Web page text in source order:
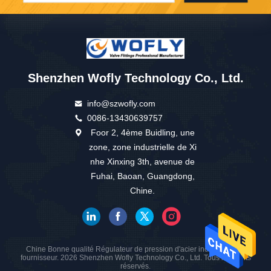
Shenzhen Wofly Technology Co., Ltd.
info@szwofly.com
0086-13430639757
Foor 2, 4ème Buidling, une
zone, zone industrielle de Xi
nhe Xinxing 3th, avenue de
Fuhai, Baoan, Guangdong,
Chine.
Chine Bonne qualité Régulateur de pression d'acier inoxydable Le
fournisseur. 2026 Shenzhen Wofly Technology Co., Ltd. Tous les droits
réservés.